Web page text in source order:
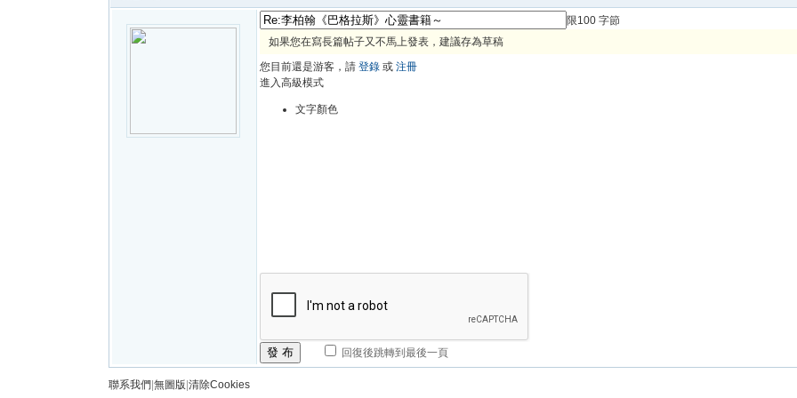
限100 字節
如果您在寫長篇帖子又不馬上發表，建議存為草稿
您目前還是游客，請 登錄 或 注冊
進入高級模式
文字顏色
發 布 回復後跳轉到最後一頁
聯系我們 無圖版 清除Cookies